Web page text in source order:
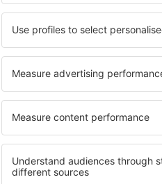
HUF
2 ajánlat
INDULÓ